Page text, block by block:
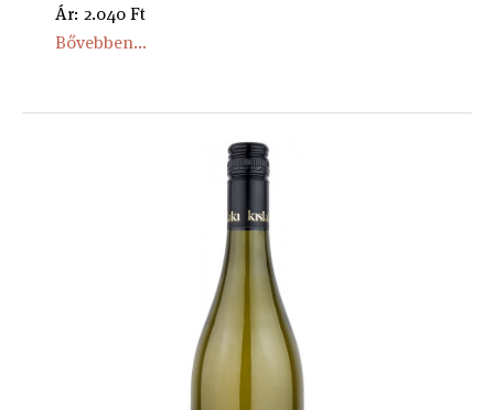
Ár: 2.040 Ft
Bővebben...